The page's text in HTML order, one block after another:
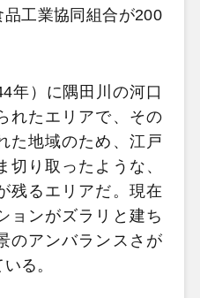
工業協同組合が200
年）に隅田川の河口
れたエリアで、その
た地域のため、江戸
切り取ったような、
残るエリアだ。現在
ョンがズラリと建ち
のアンバランスさが
る。